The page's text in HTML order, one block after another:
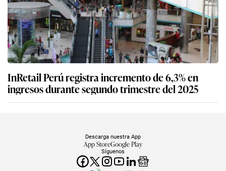
InRetail Perú registra incremento de 6,3% en
ingresos durante segundo trimestre del 2025
Síguenos
Descarga nuestra App
App StoreGoogle Play